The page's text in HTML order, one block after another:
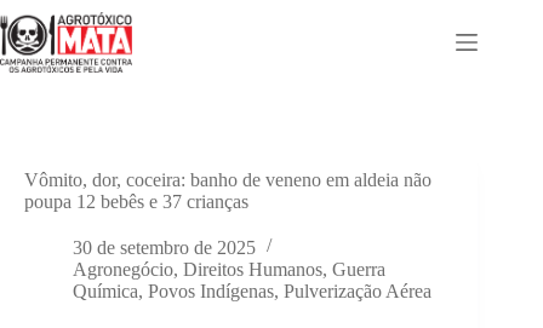
para
o
conteúdo
Vômito, dor, coceira: banho de veneno em aldeia não
poupa 12 bebês e 37 crianças
30 de setembro de 2025
Agronegócio, Direitos Humanos, Guerra
Química, Povos Indígenas, Pulverização Aérea